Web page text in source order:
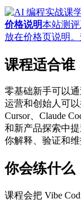
价格说明本站测
放在价格页说明。
课程适合谁
零基础新手可以
运营和创始人可
Cursor、Claude
和新产品探索中
你解释、验证和维
你会练什么
课程会把 Vibe